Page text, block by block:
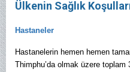
Ülkenin Sağlık
Hastaneler
Hastanelerin hemen hemen
Thimphu’da olmak üzere toplam